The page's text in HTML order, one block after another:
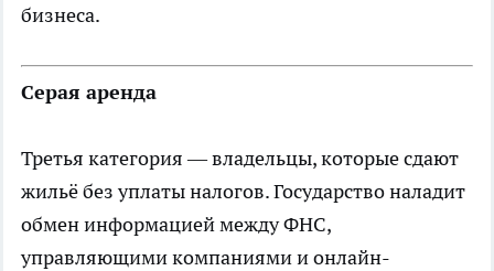
бизнеса.
Серая аренда
Третья категория — владельцы, которые сдают
жильё без уплаты налогов. Государство наладит
обмен информацией между ФНС,
управляющими компаниями и онлайн-